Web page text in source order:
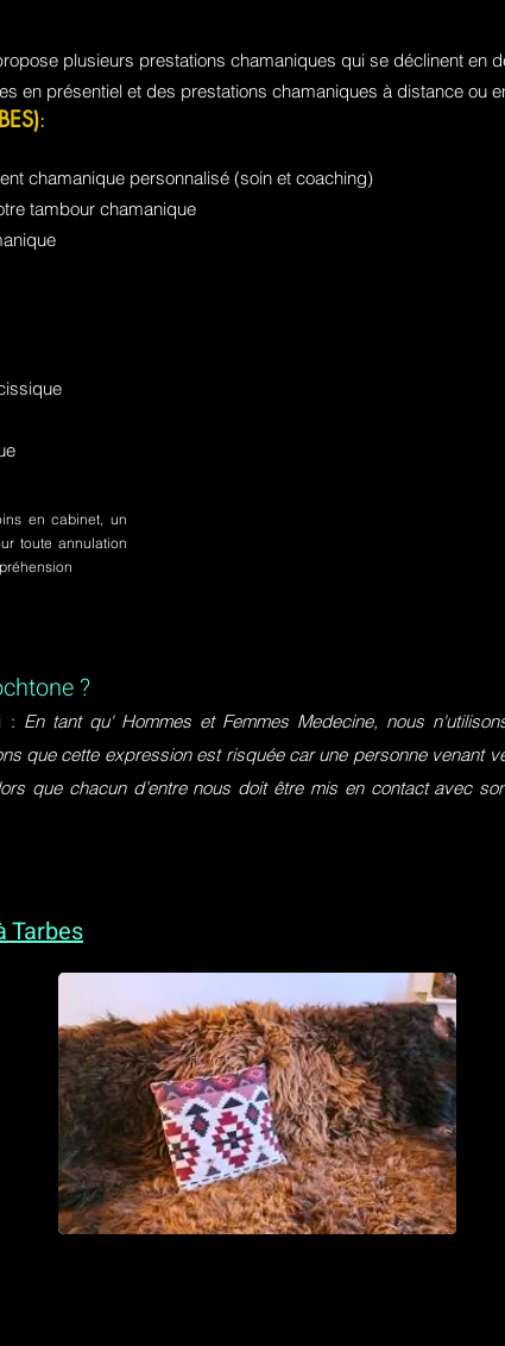
plusieurs prestations chamaniques qui se déclinent en
en présentiel et des prestations chamaniques à distance ou
:
chamanique personnalisé (soin et coaching)
tambour chamanique
en cabinet, un
toute annulation
?
: En tant qu' Hommes et Femmes Medecine, nous
que cette expression est risquée car une personne venant
que chacun d’entre nous doit être mis en contact avec
Tarbes